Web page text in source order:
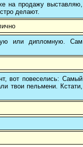
на продажу выставляю,
делают.
или дипломную. Сам
вот повеселись: Самый
твои пельмени. Кстати,